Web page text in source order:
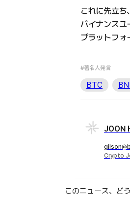
これに先立ち
バイナンスユ
プラットフォ
#著名人発言
BTC
JOON
Crypto
このニュース、ど